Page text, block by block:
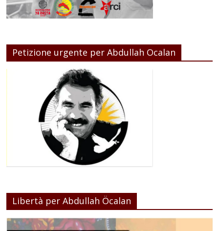
Petizione urgente per Abdullah Ocalan
Libertà per Abdullah Öcalan